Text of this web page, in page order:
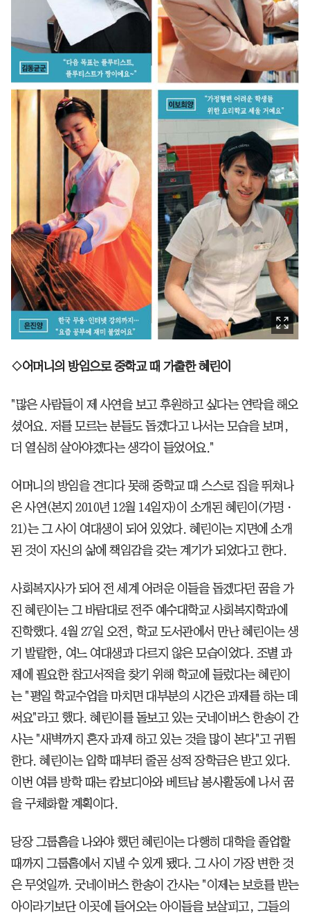
◇어머니의 방임으로 중학교 때 가출한 혜린이
"많은 사람들이 제 사연을 보고 후원하고 싶다는 연락을 해오
셨어요. 저를 모르는 분들도 돕겠다고 나서는 모습을 보며,
더 열심히 살아야겠다는 생각이 들었어요."
어머니의 방임을 견디다 못해 중학교 때 스스로 집을 뛰쳐나
온 사연(본지 2010년 12월 14일자)이 소개된 혜린이(가명ㆍ
21)는 그 사이 여대생이 되어 있었다. 혜린이는 지면에 소개
된 것이 자신의 삶에 책임감을 갖는 계기가 되었다고 한다.
사회복지사가 되어 전 세계 어려운 이들을 돕겠다던 꿈을 가
진 혜린이는 그 바람대로 전주 예수대학교 사회복지학과에
진학했다. 4월 27일 오전, 학교 도서관에서 만난 혜린이는 생
기 발랄한, 여느 여대생과 다르지 않은 모습이었다. 조별 과
제에 필요한 참고서적을 찾기 위해 학교에 들렀다는 혜린이
는 "평일 학교수업을 마치면 대부분의 시간은 과제를 하는 데
써요"라고 했다. 혜린이를 돌보고 있는 굿네이버스 한송이 간
사는 "새벽까지 혼자 과제 하고 있는 것을 많이 본다"고 귀띔
한다. 혜린이는 입학 때부터 줄곧 성적 장학금은 받고 있다.
이번 여름 방학 때는 캄보디아와 베트남 봉사활동에 나서 꿈
을 구체화할 계획이다.
당장 그룹홈을 나와야 했던 혜린이는 다행히 대학을 졸업할
때까지 그룹홈에서 지낼 수 있게 됐다. 그 사이 가장 변한 것
은 무엇일까. 굿네이버스 한송이 간사는 "이제는 보호를 받는
아이라기보단 이곳에 들어오는 아이들을 보살피고, 그들의